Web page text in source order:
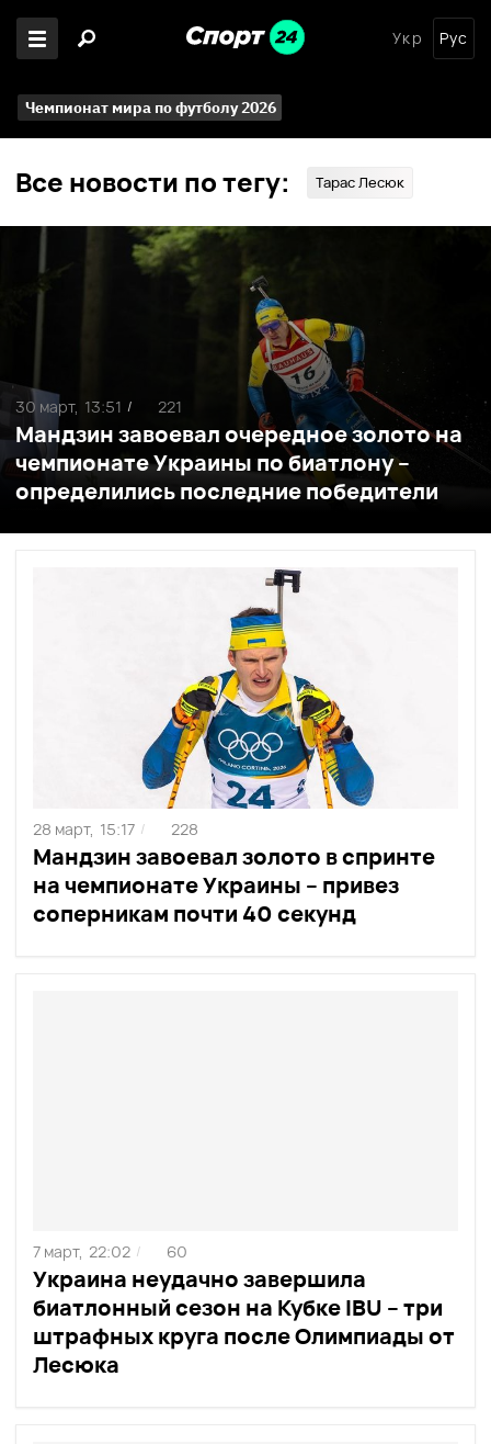
Укр Рус
Чемпионат мира по футболу 2026
Все новости по тегу: Тарас Лесюк
Мандзин завоевал очередное золото на
чемпионате Украины по биатлону –
определились последние победители
30 март, 13:51 / 221
Мандзин завоевал золото в спринте
на чемпионате Украины – привез
соперникам почти 40 секунд
28 март, 15:17 / 228
Украина неудачно завершила
биатлонный сезон на Кубке IBU – три
штрафных круга после Олимпиады от
Лесюка
7 март, 22:02 / 60